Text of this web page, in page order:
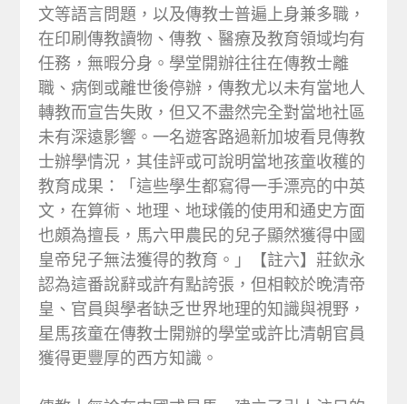
文等語言問題，以及傳教士普遍上身兼多職，
在印刷傳教讀物、傳教、醫療及教育領域均有
任務，無暇分身。學堂開辦往往在傳教士離
職、病倒或離世後停辦，傳教尤以未有當地人
轉教而宣告失敗，但又不盡然完全對當地社區
未有深遠影響。一名遊客路過新加坡看見傳教
士辦學情況，其佳評或可說明當地孩童收穫的
教育成果：「這些學生都寫得一手漂亮的中英
文，在算術、地理、地球儀的使用和通史方面
也頗為擅長，馬六甲農民的兒子顯然獲得中國
皇帝兒子無法獲得的教育。」【註六】莊欽永
認為這番說辭或許有點誇張，但相較於晚清帝
皇、官員與學者缺乏世界地理的知識與視野，
星馬孩童在傳教士開辦的學堂或許比清朝官員
獲得更豐厚的西方知識。